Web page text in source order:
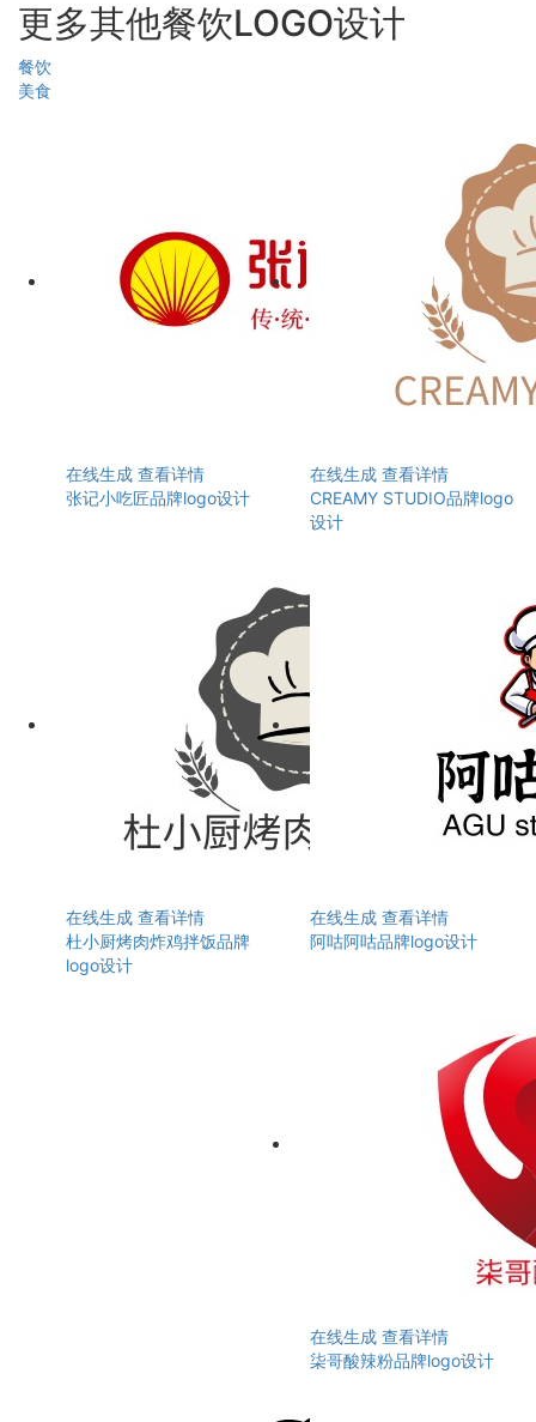
更多其他餐饮LOGO设计
餐饮
美食
在线生成 查看详情
张记小吃匠品牌logo设计
在线生成 查看详情
CREAMY STUDIO品牌logo
设计
在线生成 查看详情
杜小厨烤肉炸鸡拌饭品牌
logo设计
在线生成 查看详情
阿咕阿咕品牌logo设计
在线生成 查看详情
柒哥酸辣粉品牌logo设计